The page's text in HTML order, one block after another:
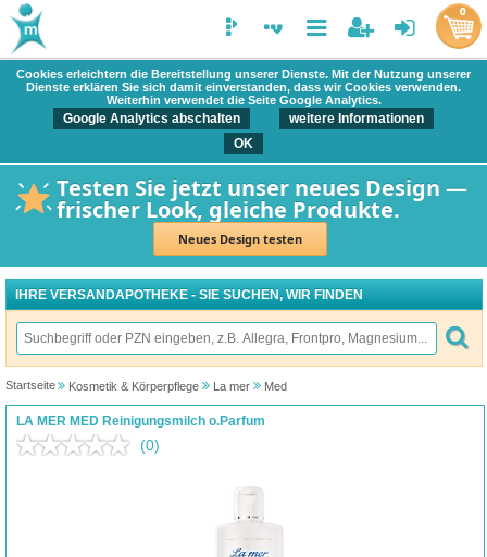
Cookies erleichtern die Bereitstellung unserer Dienste. Mit der Nutzung unserer
Dienste erklären Sie sich damit einverstanden, dass wir Cookies verwenden.
Weiterhin verwendet die Seite Google Analytics.
Google Analytics abschalten
weitere Informationen
OK
Testen Sie jetzt unser neues Design —
frischer Look, gleiche Produkte.
Neues Design testen
0
IHRE VERSANDAPOTHEKE - SIE SUCHEN, WIR FINDEN
Startseite Kosmetik & Körperpflege La mer Med
LA MER MED Reinigungsmilch o.Parfum
(0)